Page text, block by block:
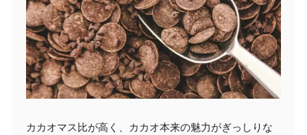
カカオマス比が高く、カカオ本来の魅力がぎっしりな